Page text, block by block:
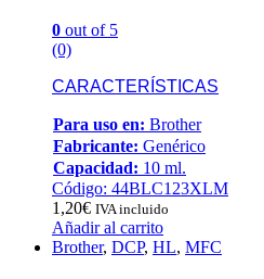
0 out of 5
(0)
CARACTERÍSTICAS
Para uso en: Brother
Fabricante: Genérico
Capacidad: 10 ml.
Código: 44BLC123XLM
1,20€ IVA incluido
Añadir al carrito
Brother, DCP, HL, MFC